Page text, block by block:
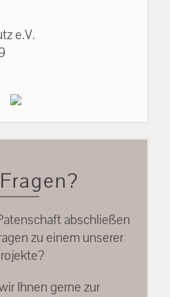
e.V.
abschließen
zu einem unserer
Ihnen gerne zur